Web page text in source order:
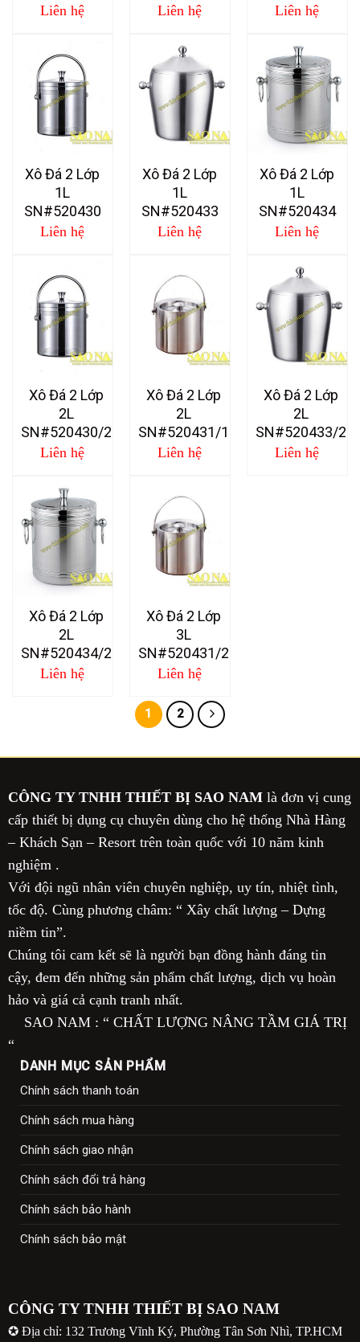
Liên hệ Liên hệ Liên hệ
Xô Đá 2 Lớp
1L
SN#520430
Liên hệ
Xô Đá 2 Lớp
1L
SN#520433
Liên hệ
Xô Đá 2 Lớp
1L
SN#520434
Liên hệ
Xô Đá 2 Lớp
2L
SN#520430/2
Liên hệ
Xô Đá 2 Lớp
2L
SN#520431/1
Liên hệ
Xô Đá 2 Lớp
2L
SN#520433/2
Liên hệ
Xô Đá 2 Lớp
2L
SN#520434/2
Liên hệ
Xô Đá 2 Lớp
3L
SN#520431/2
Liên hệ
1 2
CÔNG TY TNHH THIẾT BỊ SAO NAMlà đơn vị cung
cấp thiết bị dụng cụ chuyên dùng cho hệ thống Nhà Hàng
– Khách Sạn – Resort trên toàn quốc với 10 năm kinh
nghiệm .
Với đội ngũ nhân viên chuyên nghiệp, uy tín, nhiệt tình,
tốc độ. Cùng phương châm: “ Xây chất lượng – Dựng
niềm tin”.
Chúng tôi cam kết sẽ là người bạn đồng hành đáng tin
cậy, đem đến những sản phẩm chất lượng, dịch vụ hoàn
hảo và giá cả cạnh tranh nhất.
SAO NAM : “ CHẤT LƯỢNG NÂNG TẦM GIÁ TRỊ
“
DANH MỤC SẢN PHẨM
Chính sách thanh toán
Chính sách mua hàng
Chính sách giao nhận
Chính sách đổi trả hàng
Chính sách bảo hành
Chính sách bảo mật
CÔNG TY TNHH THIẾT BỊ SAO NAM
✪ Địa chỉ: 132 Trương Vĩnh Ký, Phường Tân Sơn Nhì, TP.HCM